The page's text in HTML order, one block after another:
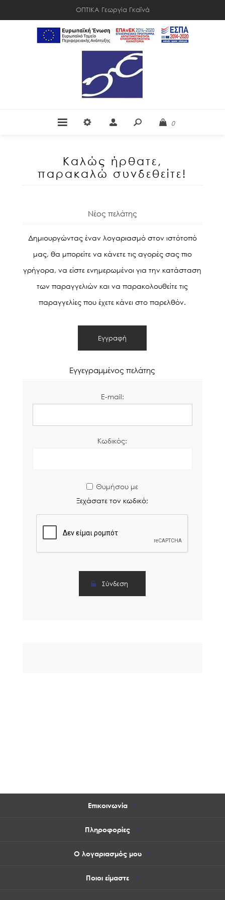
ΟΠΤΙΚΑ Γεωργία Γκαϊνά
0
Καλώς ήρθατε,
παρακαλώ συνδεθείτε!
Νέος πελάτης
Δημιουργώντας έναν λογαριασμό στον ιστότοπό
μας, θα μπορείτε να κάνετε τις αγορές σας πιο
γρήγορα, να είστε ενημερωμένοι για την κατάσταση
των παραγγελιών και να παρακολουθείτε τις
παραγγελίες που έχετε κάνει στο παρελθόν.
Εγγεγραμμένος πελάτης
E-mail:
Κωδικός:
Θυμήσου με
Ξεχάσατε τον κωδικό;
Επικοινωνία
Πληροφορίες
Ο λογαριασμός μου
Ποιοι είμαστε